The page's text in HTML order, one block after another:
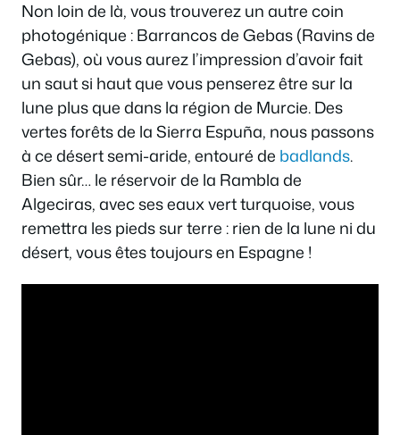
Non loin de là, vous trouverez un autre coin
photogénique : Barrancos de Gebas (Ravins de
Gebas), où vous aurez l’impression d’avoir fait
un saut si haut que vous penserez être sur la
lune plus que dans la région de Murcie. Des
vertes forêts de la Sierra Espuña, nous passons
à ce désert semi-aride, entouré de badlands.
Bien sûr… le réservoir de la Rambla de
Algeciras, avec ses eaux vert turquoise, vous
remettra les pieds sur terre : rien de la lune ni du
désert, vous êtes toujours en Espagne !